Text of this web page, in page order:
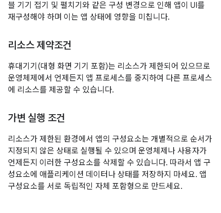
블 기기 접기 및 펼치기와 같은 구성 변경으로 인해 앱이 UI를
재구성해야 하며 이는 앱 상태에 영향을 미칩니다.
리소스 제약조건
휴대기기(대형 화면 기기 포함)는 리소스가 제한되어 있으므로
운영체제에서 언제든지 앱 프로세스를 중지하여 다른 프로세스
에 리소스를 제공할 수 있습니다.
가변 실행 조건
리소스가 제한된 환경에서 앱의 구성요소는 개별적으로 순서가
지정되지 않은 상태로 실행될 수 있으며 운영체제나 사용자가
언제든지 이러한 구성요소를 삭제할 수 있습니다. 따라서 앱 구
성요소에 애플리케이션 데이터나 상태를 저장하지 마세요. 앱
구성요소를 서로 독립적인 자체 포함형으로 만드세요.